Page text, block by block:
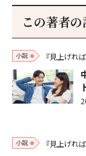
この著者
小説 『見上げれ
小説 『見上げれ